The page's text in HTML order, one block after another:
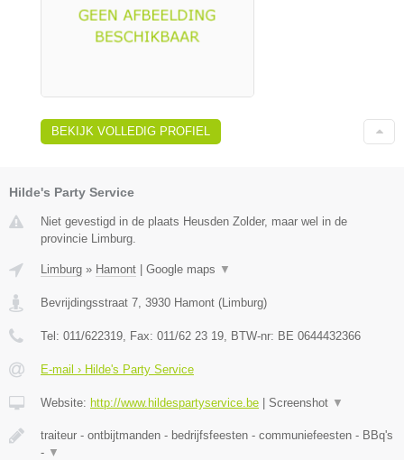
BEKIJK VOLLEDIG PROFIEL
Hilde's Party Service
Niet gevestigd in de plaats Heusden Zolder, maar wel in de
provincie Limburg.
Limburg » Hamont | Google maps ▼
Bevrijdingsstraat 7 3930 Hamont (Limburg)
Tel: 011/622319 , Fax: 011/62 23 19 , BTW-nr: BE 0644432366
E-mail › Hilde's Party Service
Website: http://www.hildespartyservice.be | Screenshot ▼
traiteur - ontbijtmanden - bedrijfsfeesten - communiefeesten - BBq's
- ▼